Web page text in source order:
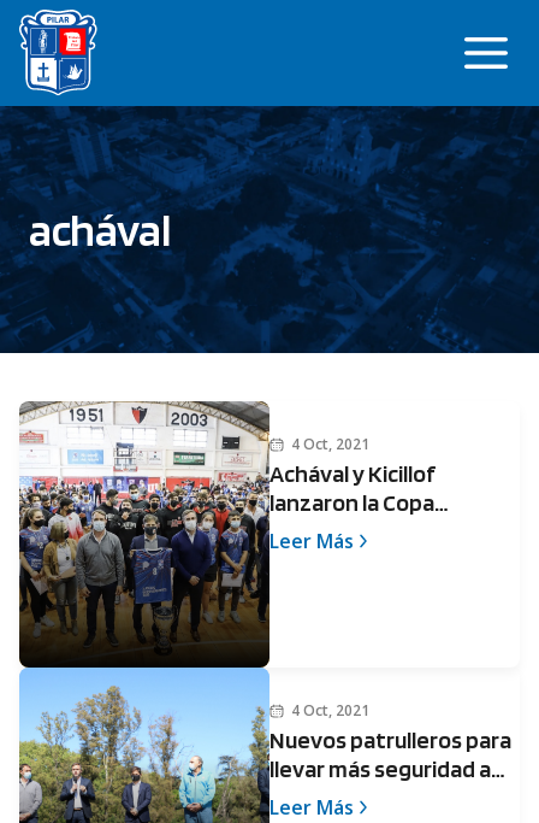
Saltar
contenido
achával
4 Oct, 2021
Achával y Kicillof
lanzaron la Copa
Municipalidad de Pilar de
Leer Más
4 Oct, 2021
Nuevos patrulleros para
llevar más seguridad a
los vecinos de Pilar
Leer Más